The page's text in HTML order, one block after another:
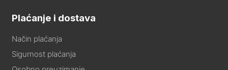
Plaćanje i dostava
Način plaćanja
Sigurnost plaćanja